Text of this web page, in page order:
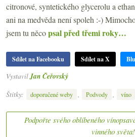
citronové, syntetického glycerolu a
ani na medvěda není spoleh :-)
jsem tu něcopsal před třemi roky…
Sdílet na Facebooku Sdílet na X
Vystavil Jan Čeřovský
Štítky:
doporučené weby , Podvody , víno
Podpořte svého oblíbeného
vinného světa!